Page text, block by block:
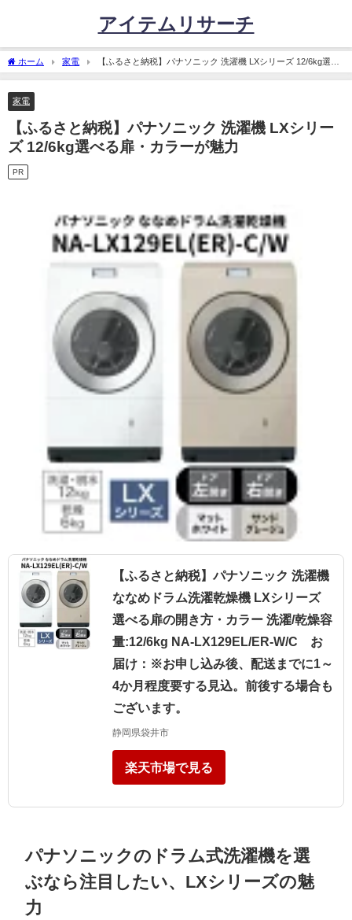
アイテムリサーチ
ホーム 家電
【ふるさと納税】パナソニック 洗濯機 LXシリーズ 12/6kg選べ
る扉・カラーが魅力
家電
【ふるさと納税】パナソニック 洗濯機 LXシリー
ズ 12/6kg選べる扉・カラーが魅力
PR
【ふるさと納税】パナソニック 洗濯機
ななめドラム洗濯乾燥機 LXシリーズ
選べる扉の開き方・カラー 洗濯/乾燥容
量:12/6kg NA-LX129EL/ER-W/C お
届け：※お申し込み後、配送までに1～
4か月程度要する見込。前後する場合も
ございます。
静岡県袋井市
楽天市場で見る
パナソニックのドラム式洗濯機を選
ぶなら注目したい、LXシリーズの魅
力